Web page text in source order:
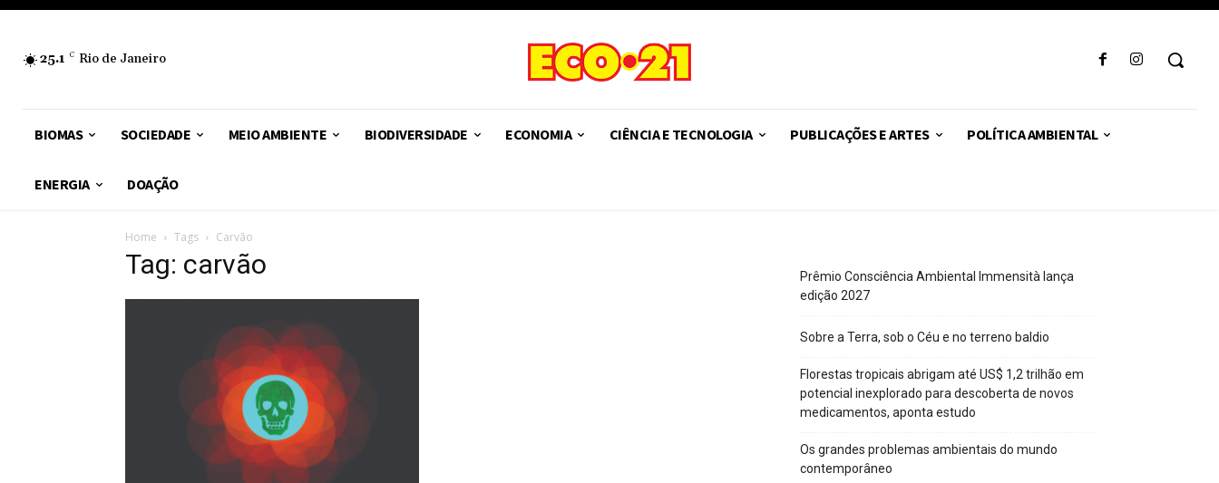
25.1 C Rio de Janeiro
BIOMAS SOCIEDADE MEIO AMBIENTE BIODIVERSIDADE ECONOMIA CIÊNCIA E TECNOLOGIA PUBLICAÇÕES E ARTES POLÍTICA AMBIENTAL
ENERGIA DOAÇÃO
Home Tags Carvão
Tag: carvão
Prêmio Consciência Ambiental Immensità lança
edição 2027
Sobre a Terra, sob o Céu e no terreno baldio
Florestas tropicais abrigam até US$ 1,2 trilhão em
potencial inexplorado para descoberta de novos
medicamentos, aponta estudo
Os grandes problemas ambientais do mundo
contemporâneo